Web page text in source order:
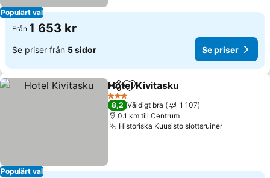
Populärt val
Från 1 653 kr
Se priser från 5 sidor Se priser
Populärt val
Dela Lägg till i Mina Favoriter
Hotel Kivitasku
3 Stjärnor
8,2 Väldigt bra
1 107
0.1 km till Centrum
Historiska Kuusisto slottsruinerSe priser